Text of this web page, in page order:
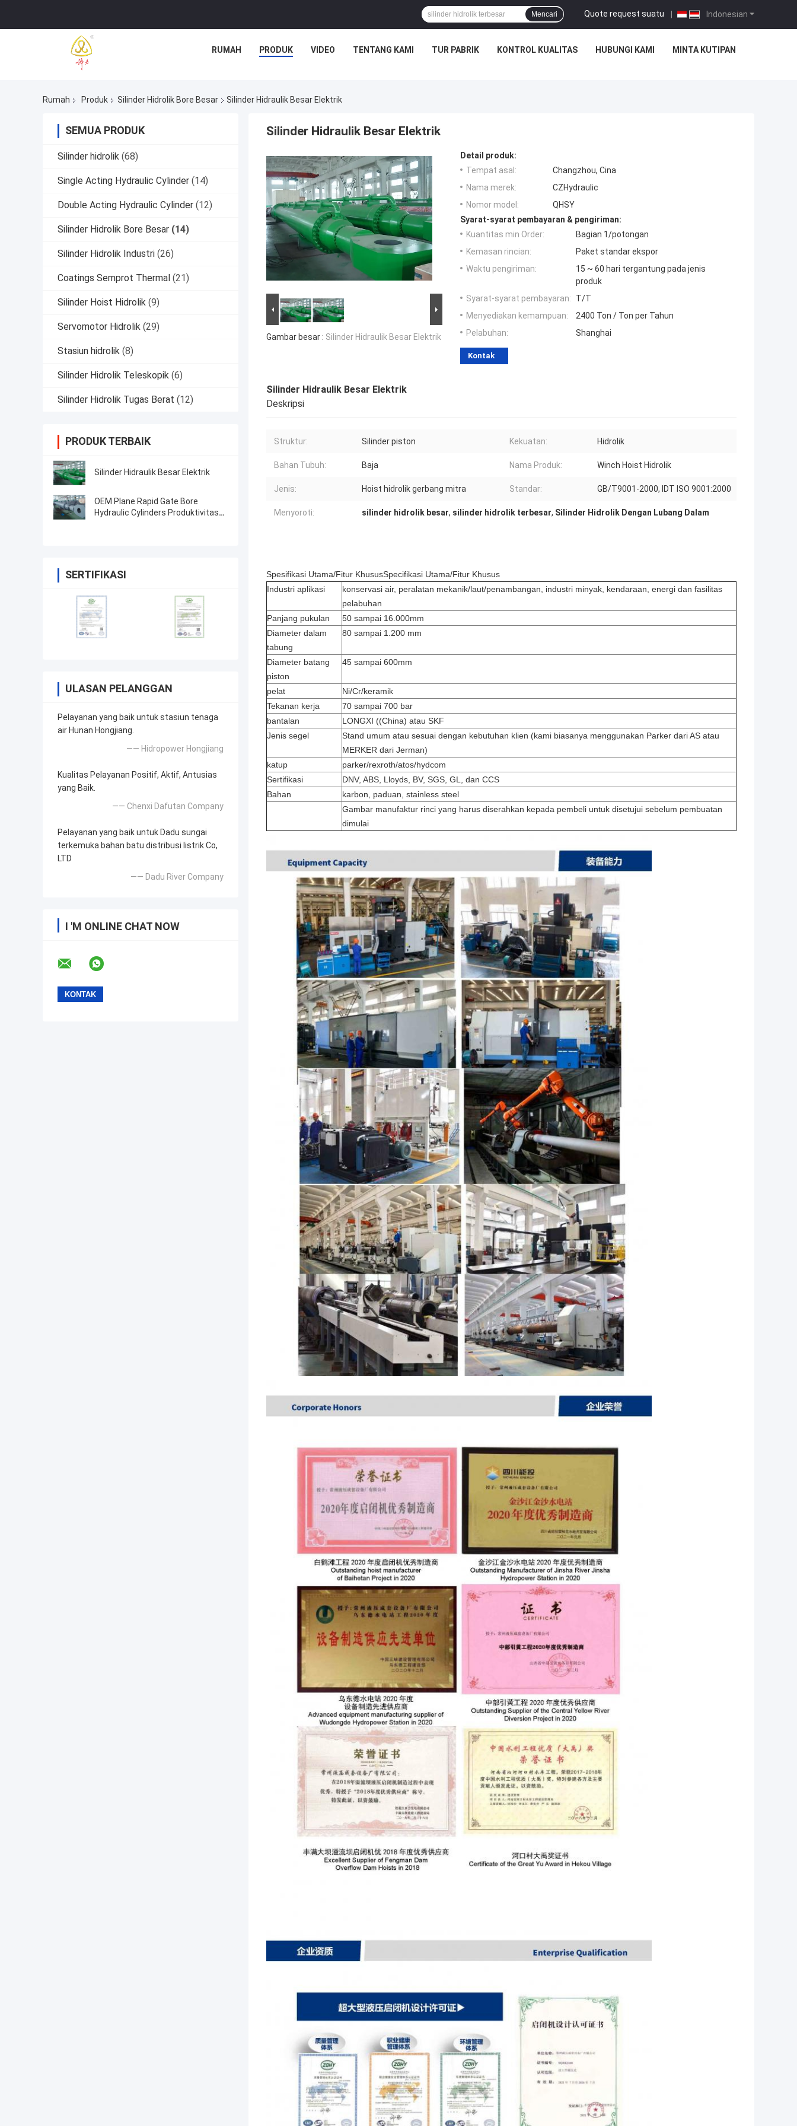
Indonesian
Quote request suatu |
Mencari
RUMAH PRODUK VIDEO TENTANG KAMI TUR PABRIK KONTROL KUALITAS HUBUNGI KAMI MINTA KUTIPAN
Rumah Produk Silinder Hidrolik Bore Besar Silinder Hidraulik Besar Elektrik
SEMUA PRODUK
Silinder hidrolik (68)
Single Acting Hydraulic Cylinder (14)
Double Acting Hydraulic Cylinder (12)
Silinder Hidrolik Bore Besar (14)
Silinder Hidrolik Industri (26)
Coatings Semprot Thermal (21)
Silinder Hoist Hidrolik (9)
Servomotor Hidrolik (29)
Stasiun hidrolik (8)
Silinder Hidrolik Teleskopik (6)
Silinder Hidrolik Tugas Berat (12)
PRODUK TERBAIK
Silinder Hidraulik Besar Elektrik
OEM Plane Rapid Gate Bore
Hydraulic Cylinders Produktivitas
SERTIFIKASI
ULASAN PELANGGAN
Pelayanan yang baik untuk stasiun tenaga
air Hunan Hongjiang.
—— Hidropower Hongjiang
Kualitas Pelayanan Positif, Aktif, Antusias
yang Baik.
—— Chenxi Dafutan Company
Pelayanan yang baik untuk Dadu sungai
terkemuka bahan batu distribusi listrik Co,
LTD
—— Dadu River Company
I 'M ONLINE CHAT NOW
Silinder Hidraulik Besar Elektrik
Gambar besar : Silinder Hidraulik Besar Elektrik
Detail produk:
Tempat asal:
Changzhou, Cina
Nama merek:
CZHydraulic
Nomor model:
QHSY
Syarat-syarat pembayaran & pengiriman:
Kuantitas min Order:
Bagian 1/potongan
Kemasan rincian:
Paket standar ekspor
Waktu pengiriman:
15 ~ 60 hari tergantung pada jenis
produk
Syarat-syarat pembayaran:
T/T
Menyediakan kemampuan:
2400 Ton / Ton per Tahun
Pelabuhan:
Shanghai
Kontak
Silinder Hidraulik Besar Elektrik
Deskripsi
Struktur: Silinder piston Kekuatan: Hidrolik
Bahan Tubuh: Baja Nama Produk: Winch Hoist Hidrolik
Jenis: Hoist hidrolik gerbang mitra Standar: GB/T9001-2000, IDT ISO 9001:2000
Menyoroti: silinder hidrolik besar, silinder hidrolik terbesar, Silinder Hidrolik Dengan Lubang Dalam
Spesifikasi Utama/Fitur KhususSpecifikasi Utama/Fitur Khusus
Industri aplikasi
konservasi air, peralatan mekanik/laut/penambangan, industri minyak, kendaraan, energi dan fasilitas
pelabuhan
Panjang pukulan
50 sampai 16.000mm
Diameter dalam
tabung
80 sampai 1.200 mm
Diameter batang
piston
45 sampai 600mm
pelat
Ni/Cr/keramik
Tekanan kerja
70 sampai 700 bar
bantalan
LONGXI ((China) atau SKF
Jenis segel
Stand umum atau sesuai dengan kebutuhan klien (kami biasanya menggunakan Parker dari AS atau
MERKER dari Jerman)
katup
parker/rexroth/atos/hydcom
Sertifikasi
DNV, ABS, Lloyds, BV, SGS, GL, dan CCS
Bahan
karbon, paduan, stainless steel
Gambar manufaktur rinci yang harus diserahkan kepada pembeli untuk disetujui sebelum pembuatan
dimulai